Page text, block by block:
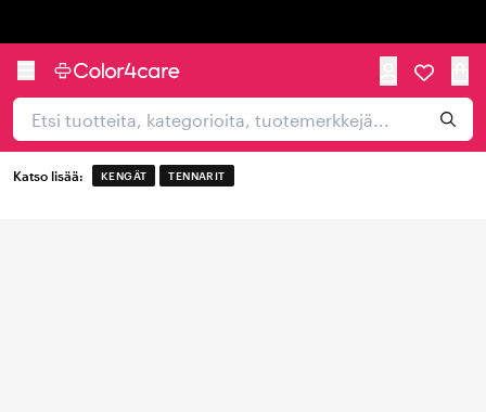
Katso lisää: KENGÄT TENNARIT